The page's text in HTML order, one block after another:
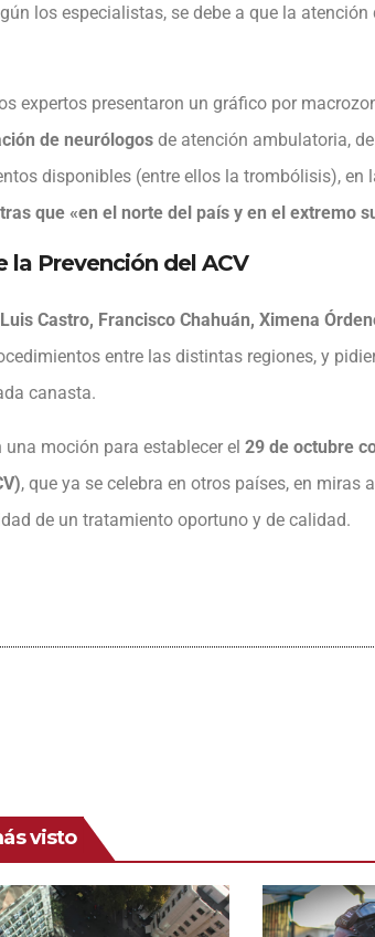
los especialistas, se debe a que la atención
expertos presentaron un gráfico por
de neurólogos de atención ambulatoria,
disponibles (entre ellos la trombólisis), en
que «en el norte del país y en el extremo
la Prevención del ACV
Castro, Francisco Chahuán, Ximena
entre las distintas regiones, y
canasta.
una moción para establecer el 29 de octubre
, que ya se celebra en otros países, en miras
de un tratamiento oportuno y de calidad.
visto